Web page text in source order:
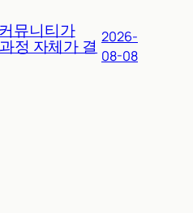
뮤니티가
정 자체가 결 2026-
08-08